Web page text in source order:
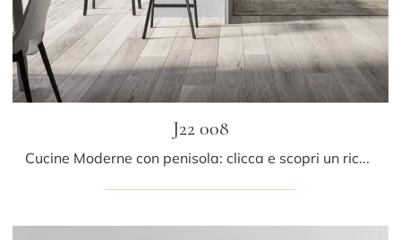
J22 008
Cucine Moderne con penisola: clicca e scopri un ricco catalogo di soluzioni del marchio Ar-due, tra cui il modello J22 008.